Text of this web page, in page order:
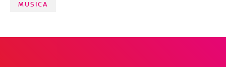
MUSICA